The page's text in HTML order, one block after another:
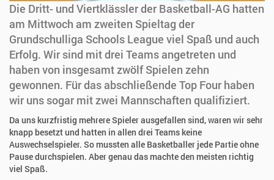
Die Dritt- und Viertklässler der Basketball-AG hatten
am Mittwoch am zweiten Spieltag der
Grundschulliga Schools League viel Spaß und auch
Erfolg. Wir sind mit drei Teams angetreten und
haben von insgesamt zwölf Spielen zehn
gewonnen. Für das abschließende Top Four haben
wir uns sogar mit zwei Mannschaften qualifiziert.
Da uns kurzfristig mehrere Spieler ausgefallen sind, waren wir sehr
knapp besetzt und hatten in allen drei Teams keine
Auswechselspieler. So mussten alle Basketballer jede Partie ohne
Pause durchspielen. Aber genau das machte den meisten richtig
viel Spaß.